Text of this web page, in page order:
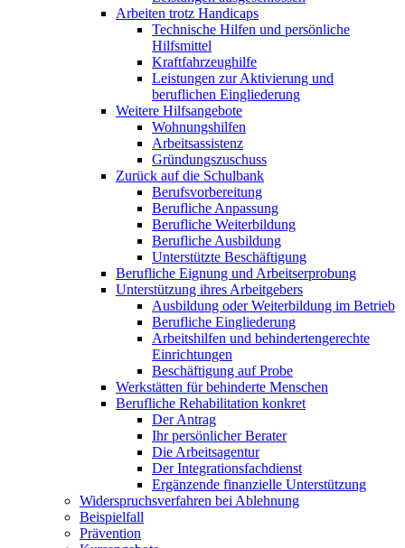
Arbeiten trotz Handicaps
Technische Hilfen und persönliche
Hilfsmittel
Kraftfahrzeughilfe
Leistungen zur Aktivierung und
beruflichen Eingliederung
Weitere Hilfsangebote
Wohnungshilfen
Arbeitsassistenz
Gründungszuschuss
Zurück auf die Schulbank
Berufsvorbereitung
Berufliche Anpassung
Berufliche Weiterbildung
Berufliche Ausbildung
Unterstützte Beschäftigung
Berufliche Eignung und Arbeitserprobung
Unterstützung ihres Arbeitgebers
Ausbildung oder Weiterbildung im Betrieb
Berufliche Eingliederung
Arbeitshilfen und behindertengerechte
Einrichtungen
Beschäftigung auf Probe
Werkstätten für behinderte Menschen
Berufliche Rehabilitation konkret
Der Antrag
Ihr persönlicher Berater
Die Arbeitsagentur
Der Integrationsfachdienst
Ergänzende finanzielle Unterstützung
Widerspruchsverfahren bei Ablehnung
Beispielfall
Prävention